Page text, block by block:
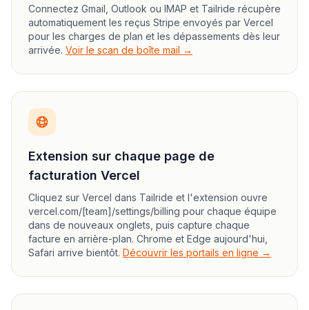
Connectez Gmail, Outlook ou IMAP et Tailride récupère
automatiquement les reçus Stripe envoyés par Vercel
pour les charges de plan et les dépassements dès leur
arrivée. Voir le scan de boîte mail →
Extension sur chaque page de
facturation Vercel
Cliquez sur Vercel dans Tailride et l'extension ouvre
vercel.com/[team]/settings/billing pour chaque équipe
dans de nouveaux onglets, puis capture chaque
facture en arrière-plan. Chrome et Edge aujourd'hui,
Safari arrive bientôt. Découvrir les portails en ligne →